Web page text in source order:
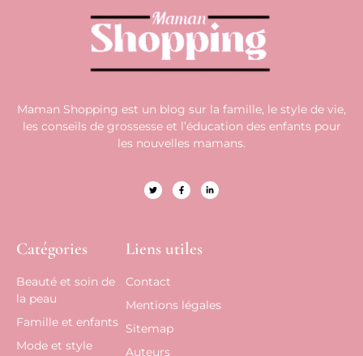
Maman Shopping est un blog sur la famille, le style de vie,
les conseils de grossesse et l’éducation des enfants pour
les nouvelles mamans.
Catégories
Beauté et soin de
la peau
Famille et enfants
Mode et style
Liens utiles
Contact
Mentions légales
Sitemap
Auteurs